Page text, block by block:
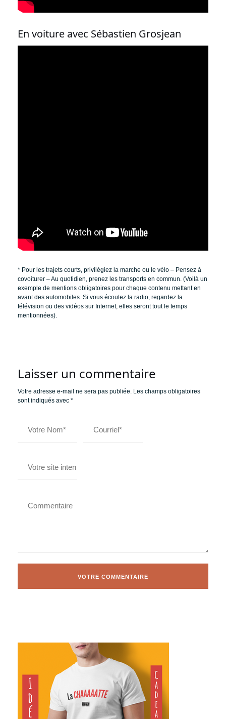
En voiture avec Sébastien Grosjean
* Pour les trajets courts, privilégiez la marche ou le vélo – Pensez à
covoiturer – Au quotidien, prenez les transports en commun. (Voilà un
exemple de mentions obligatoires pour chaque contenu mettant en
avant des automobiles. Si vous écoutez la radio, regardez la
télévision ou des vidéos sur Internet, elles seront tout le temps
mentionnées).
Laisser un commentaire
Votre adresse e-mail ne sera pas publiée. Les champs obligatoires
sont indiqués avec *